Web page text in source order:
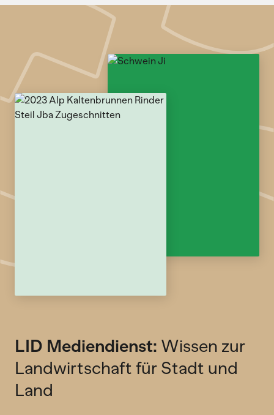
LID Mediendienst: Wissen zur
Landwirtschaft für Stadt und
Land